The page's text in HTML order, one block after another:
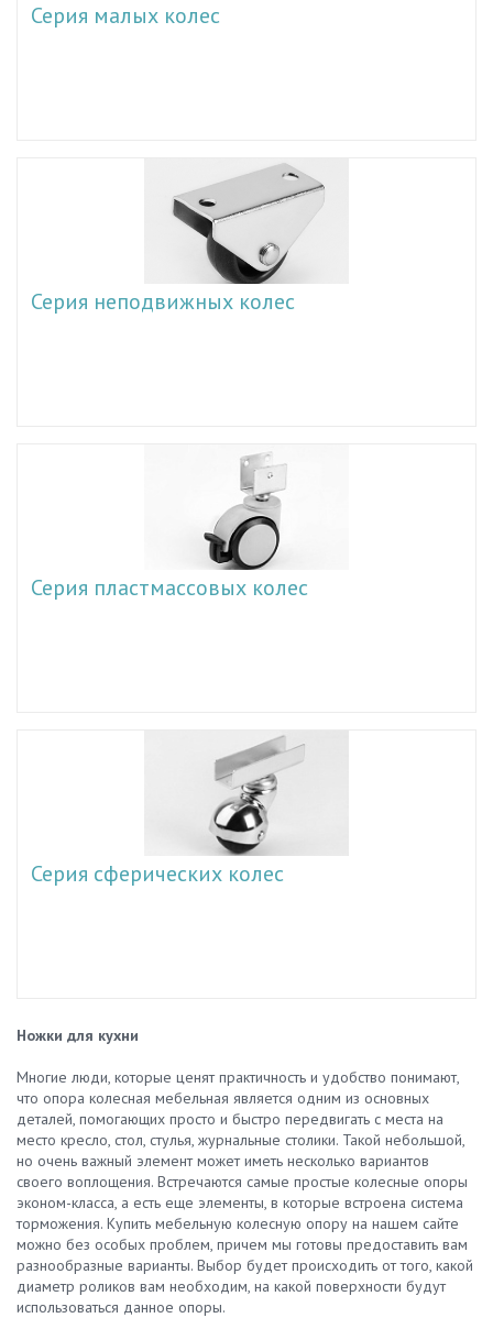
Серия малых колес
Серия неподвижных колес
Серия пластмассовых колес
Серия сферических колес
Ножки для кухни
Многие люди, которые ценят практичность и удобство понимают,
что опора колесная мебельная является одним из основных
деталей, помогающих просто и быстро передвигать с места на
место кресло, стол, стулья, журнальные столики. Такой небольшой,
но очень важный элемент может иметь несколько вариантов
своего воплощения. Встречаются самые простые колесные опоры
эконом-класса, а есть еще элементы, в которые встроена система
торможения. Купить мебельную колесную опору на нашем сайте
можно без особых проблем, причем мы готовы предоставить вам
разнообразные варианты. Выбор будет происходить от того, какой
диаметр роликов вам необходим, на какой поверхности будут
использоваться данное опоры.